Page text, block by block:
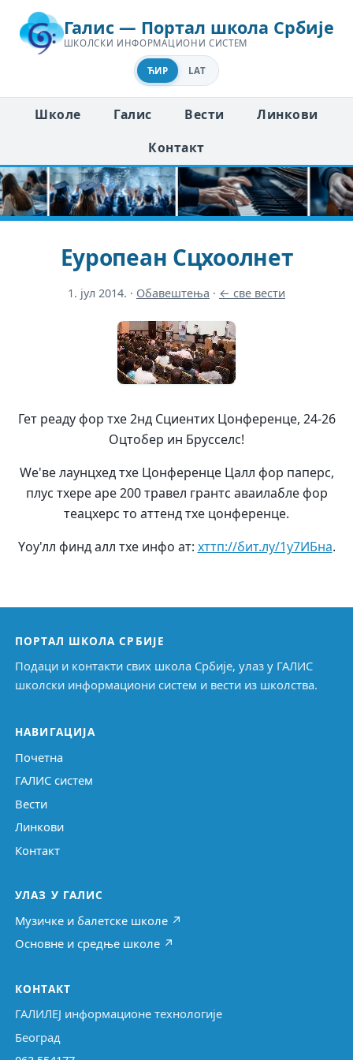
Галис — Портал школа Србије
ШКОЛСКИ ИНФОРМАЦИОНИ СИСТЕМ
ЋИР LAT
Школе Галис Вести
Линкови
Контакт
Еуропеан Сцхоолнет
1. јул 2014. · Обавештења · ← све вести
Гет реадy фор тхе 2нд Сциентиx Цонференце, 24-26
Оцтобер ин Брусселс!
Wе'ве лаунцхед тхе Цонференце Цалл фор паперс,
плус тхере аре 200 травел грантс аваилабле фор
теацхерс то аттенд тхе цонференце.
Yоу'лл финд алл тхе инфо ат: хттп://бит.лy/1у7ИБна.
ПОРТАЛ ШКОЛА СРБИЈЕ
Подаци и контакти свих школа Србије, улаз у ГАЛИС
школски информациони систем и вести из школства.
НАВИГАЦИЈА
Почетна
ГАЛИС систем
Вести
Линкови
Контакт
УЛАЗ У ГАЛИС
Музичке и балетске школе ↗
Основне и средње школе ↗
КОНТАКТ
ГАЛИЛЕЈ информационе технологије
Београд